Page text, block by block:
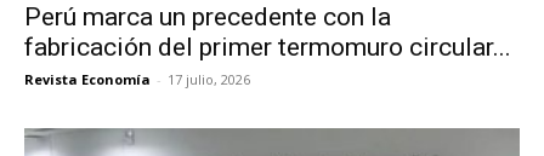
Perú marca un precedente con la
fabricación del primer termomuro circular...
Revista Economía - 17 julio, 2026